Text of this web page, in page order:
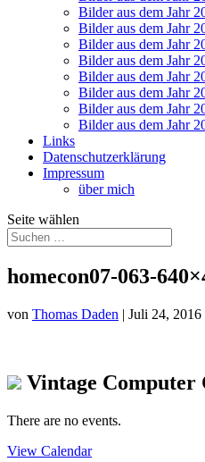
Bilder aus dem Jahr
Bilder aus dem Jahr
Bilder aus dem Jahr
Bilder aus dem Jahr
Bilder aus dem Jahr
Bilder aus dem Jahr
Bilder aus dem Jahr
Bilder aus dem Jahr
Links
Datenschutzerklärung
Impressum
über mich
Seite wählen
homecon07-063-
von Thomas Daden | Juli 24, 2016
Vintage Computer
There are no events.
View Calendar